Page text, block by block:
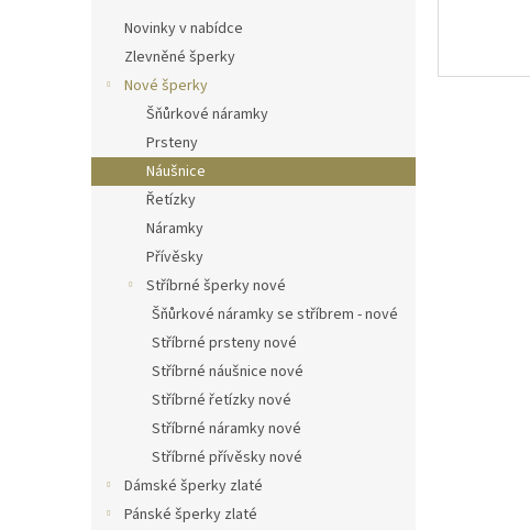
Novinky v nabídce
Zlevněné šperky
Nové šperky
Šňůrkové náramky
Prsteny
Náušnice
Řetízky
Náramky
Přívěsky
Stříbrné šperky nové
Šňůrkové náramky se stříbrem - nové
Stříbrné prsteny nové
Stříbrné náušnice nové
Stříbrné řetízky nové
Stříbrné náramky nové
Stříbrné přívěsky nové
Dámské šperky zlaté
Pánské šperky zlaté